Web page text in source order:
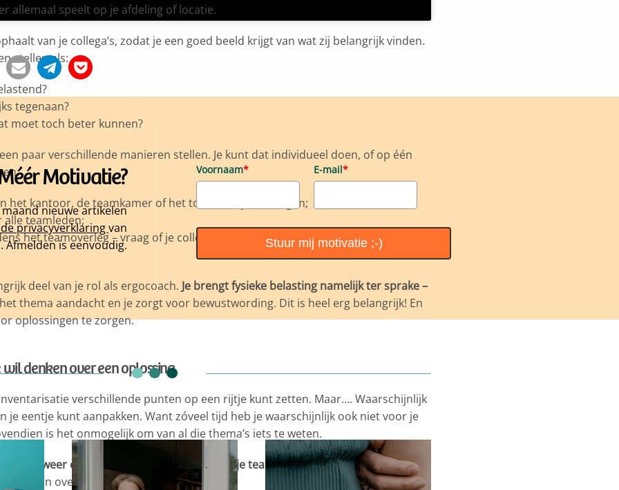
allemaal speelt op je afdeling of locatie.
van je collega’s, zodat je een goed beeld krijgt van wat zij belangrijk vinden.
stellen als:
tegenaan?
moet toch beter kunnen?
paar verschillende manieren stellen. Je kunt dat individueel doen, of op één
het kantoor, de teamkamer of het toilet met jouw vragen;
alle teamleden;
het teamoverleg – vraag of je collega’s ter plekke op post-its hun ideeën willen
deel van je rol als ergocoach. Je brengt fysieke belasting namelijk ter sprake –
het thema aandacht en je zorgt voor bewustwording. Dit is heel erg belangrijk! En
oplossingen te zorgen.
denken over een oplossing
verschillende punten op een rijtje kunt zetten. Maar…. Waarschijnlijk
je eentje kunt aanpakken. Want zóveel tijd heb je waarschijnlijk ook niet voor je
is het onmogelijk om van al die thema’s iets te weten.
juist weer een mooie kans om samen met je team stappen te zetten.Vraag aan
denken over een oplossing.
Motivatie?
nieuwe artikelen
privacyverklaringvan
Afmelden is eenvoudig.
Voornaam* E-mail*
Stuur mij motivatie ;-)